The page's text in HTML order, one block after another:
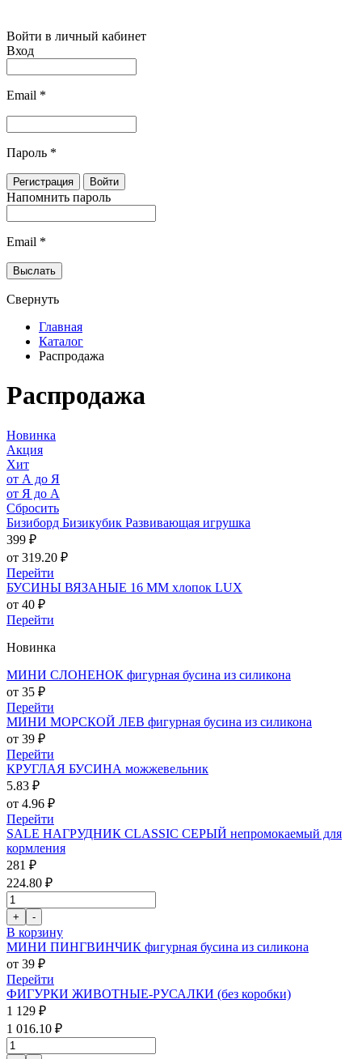
Войти в личный кабинет
Вход
Email *
Пароль *
Напомнить пароль
Email *
Свернуть
Главная
Каталог
Распродажа
Распродажа
Новинка
Акция
Хит
от А до Я
от Я до А
Сбросить
Бизиборд Бизикубик Развивающая игрушка
399 ₽
от 319.20 ₽
Перейти
БУСИНЫ ВЯЗАНЫЕ 16 ММ хлопок LUX
от 40 ₽
Перейти
Новинка
МИНИ СЛОНЕНОК фигурная бусина из силикона
от 35 ₽
Перейти
МИНИ МОРСКОЙ ЛЕВ фигурная бусина из силикона
от 39 ₽
Перейти
КРУГЛАЯ БУСИНА можжевельник
5.83 ₽
от 4.96 ₽
Перейти
SALE НАГРУДНИК CLASSIC СЕРЫЙ непромокаемый для
кормления
281 ₽
224.80 ₽
В корзину
МИНИ ПИНГВИНЧИК фигурная бусина из силикона
от 39 ₽
Перейти
ФИГУРКИ ЖИВОТНЫЕ-РУСАЛКИ (без коробки)
1 129 ₽
1 016.10 ₽